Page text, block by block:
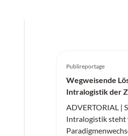
Publireportage
Wegweisende
Intralogistik der
ADVERTORIAL |
Intralogistik steht